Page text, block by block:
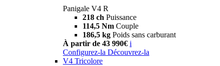
Panigale V4 R
218 ch Puissance
114,5 Nm Couple
186,5 kg Poids sans carburant
À partir de 43 990€ i
Configurez-la Découvrez-la
V4 Tricolore